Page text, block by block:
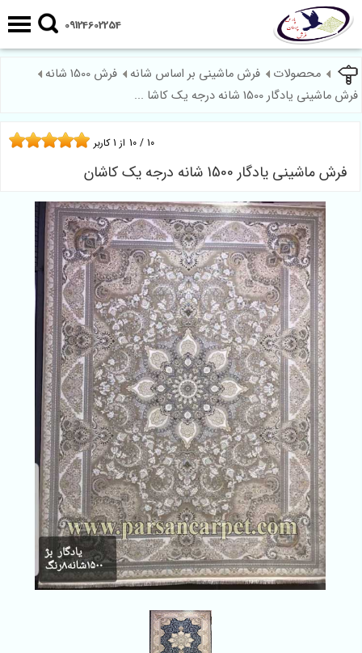
09124602254
محصولات فرش ماشینی بر اساس شانه
فرش 1500 شانه
فرش ماشینی یادگار 1500 شانه درجه یک کاشا ...
فرش ماشینی یادگار 1500 شانه درجه یک کاشان
10 / 10 از 1کاربر